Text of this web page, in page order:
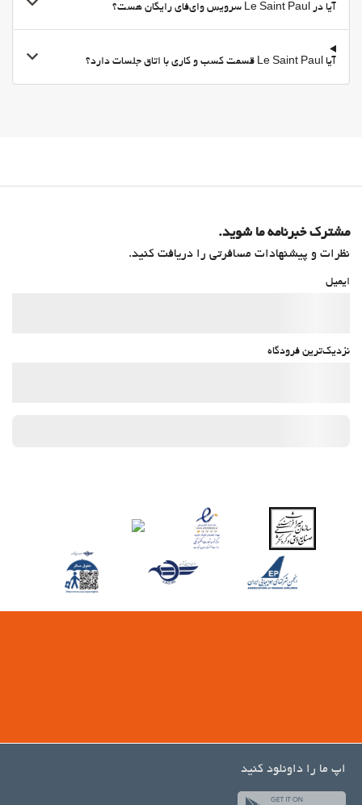
آیا در Le Saint Paul سرویس وای‌فای رایگان هست؟
آیا Le Saint Paul قسمت کسب و کاری با اتاق جلسات دارد؟
مشترک خبرنامه ما شوید.
نظرات و پیشنهادات مسافرتی را دریافت کنید.
ایمیل
نزدیک‌ترین فرودگاه
اپ ما را داونلود کنید